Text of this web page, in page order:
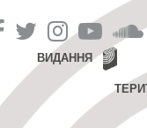
ВИДАННЯ